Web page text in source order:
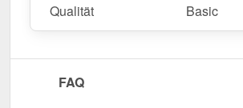
Qualität
Basic
FAQ